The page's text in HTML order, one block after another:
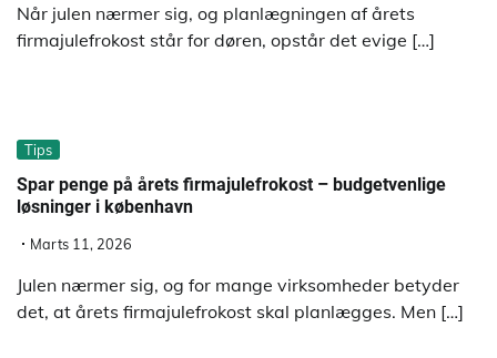
Når julen nærmer sig, og planlægningen af årets
firmajulefrokost står for døren, opstår det evige […]
Tips
Spar penge på årets firmajulefrokost – budgetvenlige
løsninger i københavn
Marts 11, 2026
Julen nærmer sig, og for mange virksomheder betyder
det, at årets firmajulefrokost skal planlægges. Men […]